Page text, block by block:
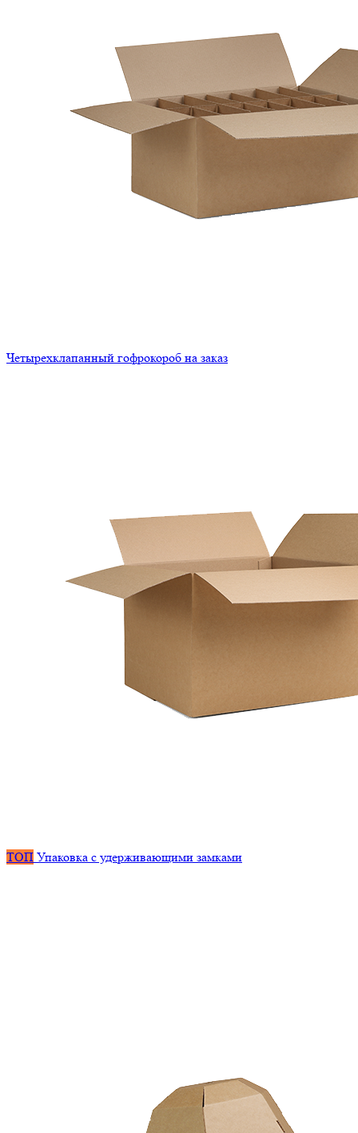
Четырехклапанный гофрокороб на заказ
ТОП Упаковка с удерживающими замками